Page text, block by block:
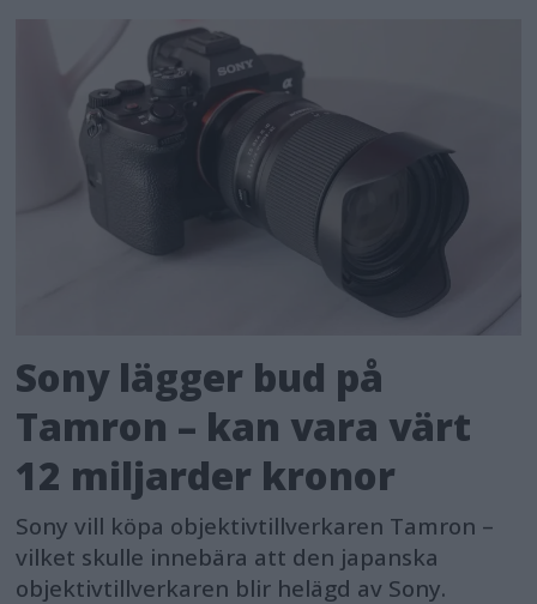
Sony lägger bud på
Tamron – kan vara värt
12 miljarder kronor
Sony vill köpa objektivtillverkaren Tamron –
vilket skulle innebära att den japanska
objektivtillverkaren blir helägd av Sony.